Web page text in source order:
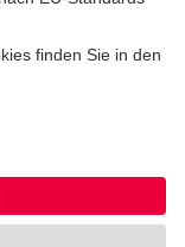
Barrierefreiheit